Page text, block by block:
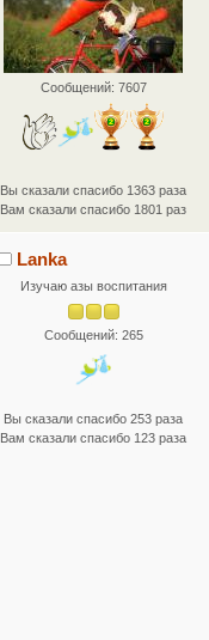
Сообщений: 7607
Вы сказали спасибо 1363 раза
Вам сказали спасибо 1801 раз
Lanka
Изучаю азы воспитания
Сообщений: 265
Вы сказали спасибо 253 раза
Вам сказали спасибо 123 раза